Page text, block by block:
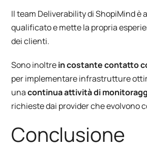
Il team Deliverability di ShopiMind è
qualificato e mette la propria
dei clienti.
Sono inoltrein costante contatto
per implementare infrastrutture
unacontinua attività di
richieste dai provider che evolvono
Conclusione